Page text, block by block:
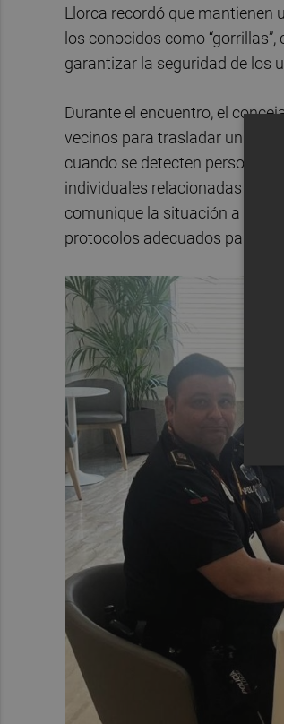
Llorca recordó que mantienen
los conocidos como
garantizar la seguridad de los
Durante el encuentro, el
vecinos para trasladar un
cuando se detecten personas
individuales relacionadas con
comunique la situación a
protocolos adecuados para